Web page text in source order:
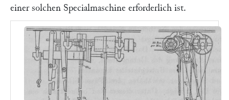
einer solchen Specialmaschine erforderlich ist.